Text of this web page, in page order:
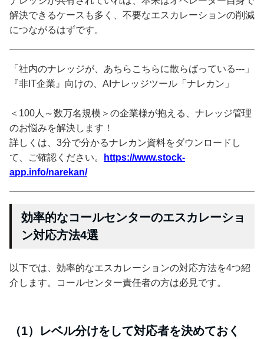
解決できるケースも多く、不要なエスカレーションの削減
につながるはずです。
「社内のナレッジが、あちらこちらに散らばっている---」
『非IT企業』向けの、AIナレッジツール「ナレカン」
＜100人～数万名規模＞の企業様が抱える、ナレッジ管理
のお悩みを解決します！
詳しくは、3分で分かるナレカン資料をダウンロードし
て、ご確認ください。
https://www.stock-
app.info/narekan/
効率的なコールセンターのエスカレーショ
ン対応方法4選
以下では、効率的なエスカレーションの対応方法を4つ紹
介します。コールセンター責任者の方は必見です。
（1）レベル分けをして対応者を決めておく